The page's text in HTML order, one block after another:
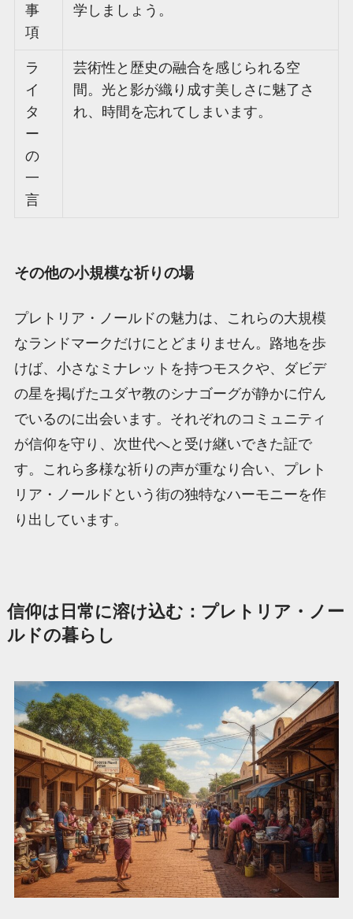
事
項
学しましょう。
ラ
イ
タ
ー
の
一
言
芸術性と歴史の融合を感じられる空
間。光と影が織り成す美しさに魅了さ
れ、時間を忘れてしまいます。
その他の小規模な祈りの場
プレトリア・ノールドの魅力は、これらの大規模
なランドマークだけにとどまりません。路地を歩
けば、小さなミナレットを持つモスクや、ダビデ
の星を掲げたユダヤ教のシナゴーグが静かに佇ん
でいるのに出会います。それぞれのコミュニティ
が信仰を守り、次世代へと受け継いできた証で
す。これら多様な祈りの声が重なり合い、プレト
リア・ノールドという街の独特なハーモニーを作
り出しています。
信仰は日常に溶け込む：プレトリア・ノー
ルドの暮らし